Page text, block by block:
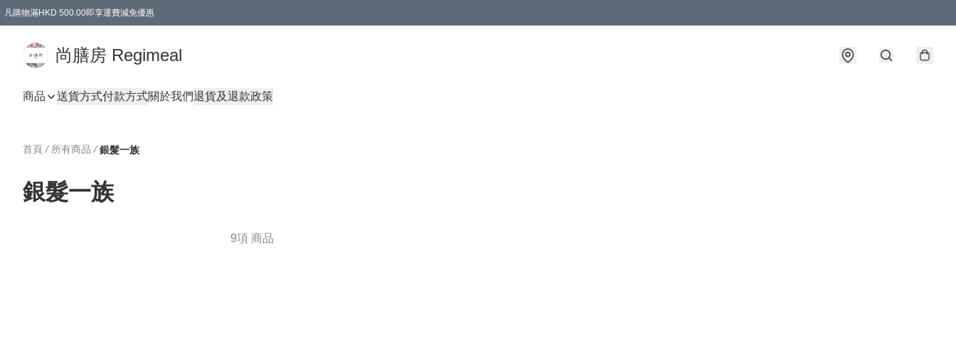
凡購物滿HKD 500.00即享運費減免優惠
尚膳房 Regimeal
商品 送貨方式付款方式關於我們退貨及退款政策
首頁 / 所有商品 / 銀髮一族
銀髮一族
9項 商品